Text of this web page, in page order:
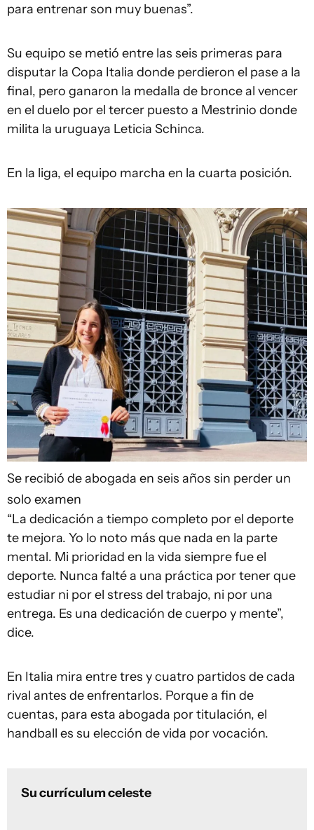
para entrenar son muy buenas”.
Su equipo se metió entre las seis primeras para
disputar la Copa Italia donde perdieron el pase a la
final, pero ganaron la medalla de bronce al vencer
en el duelo por el tercer puesto a Mestrinio donde
milita la uruguaya Leticia Schinca.
En la liga, el equipo marcha en la cuarta posición.
Se recibió de abogada en seis años sin perder un
solo examen
“La dedicación a tiempo completo por el deporte
te mejora. Yo lo noto más que nada en la parte
mental. Mi prioridad en la vida siempre fue el
deporte. Nunca falté a una práctica por tener que
estudiar ni por el stress del trabajo, ni por una
entrega. Es una dedicación de cuerpo y mente”,
dice.
En Italia mira entre tres y cuatro partidos de cada
rival antes de enfrentarlos. Porque a fin de
cuentas, para esta abogada por titulación, el
handball es su elección de vida por vocación.
Su currículum celeste